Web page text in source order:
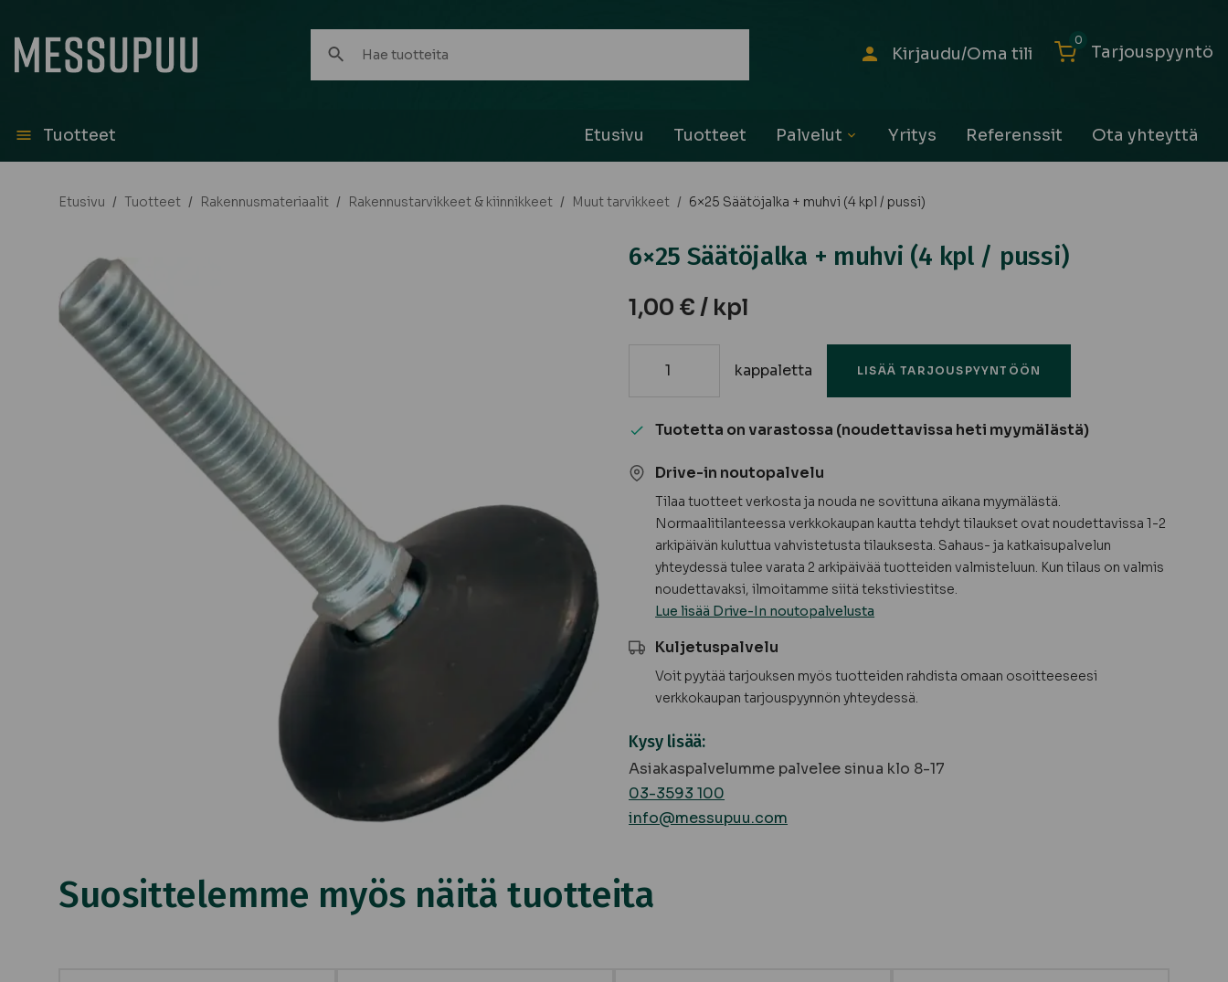
tuotteita:
Kirjaudu/Oma tili Tarjouspyyntö
0
Tuotteet Etusivu Tuotteet Palvelut Yritys Referenssit Ota yhteyttä
Etusivu / Tuotteet / Rakennusmateriaalit / Rakennustarvikkeet & kiinnikkeet / Muut tarvikkeet / 6×25 Säätöjalka + muhvi (4 kpl / pussi)
6×25 Säätöjalka + muhvi (4 kpl / pussi)
1,00 € / kpl
(4
pussi)
määrä
kappaletta LISÄÄ TARJOUSPYYNTÖÖN
Tuotetta on varastossa (noudettavissa heti myymälästä)
Drive-in noutopalvelu
Tilaa tuotteet verkosta ja nouda ne sovittuna aikana myymälästä.
Normaalitilanteessa verkkokaupan kautta tehdyt tilaukset ovat noudettavissa 1-2
arkipäivän kuluttua vahvistetusta tilauksesta. Sahaus- ja katkaisupalvelun
yhteydessä tulee varata 2 arkipäivää tuotteiden valmisteluun. Kun tilaus on valmis
noudettavaksi, ilmoitamme siitä tekstiviestitse.
Lue lisää Drive-In noutopalvelusta
Kuljetuspalvelu
Voit pyytää tarjouksen myös tuotteiden rahdista omaan osoitteeseesi
verkkokaupan tarjouspyynnön yhteydessä.
Kysy lisää:
Asiakaspalvelumme palvelee sinua klo 8-17
03-3593 100
info@messupuu.com
Suosittelemme myös näitä tuotteita